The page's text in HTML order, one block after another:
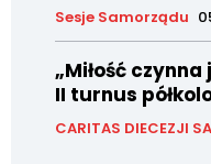
Sesje Samorządu
„Miłość
II turnus
CARITAS DIECEZJI